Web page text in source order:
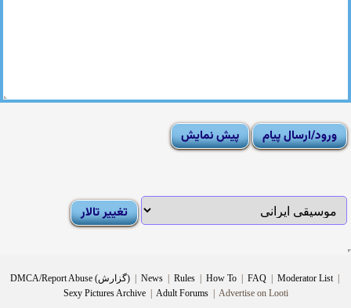
DMCA/Report Abuse (گزارش) News Rules How To FAQ Moderator List
Sexy Pictures Archive
Adult Forums Advertise on Looti